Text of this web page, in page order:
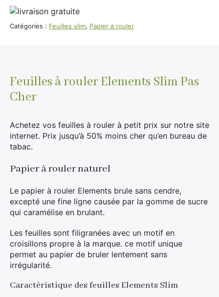
Slim
Catégories : Feuilles slim, Papier à rouler
Feuilles à rouler Elements Slim Pas
Cher
Achetez vos feuilles à rouler à petit prix sur notre site
internet. Prix jusqu’à 50% moins cher qu’en bureau de
tabac.
Papier à rouler naturel
Le papier à rouler Elements brule sans cendre,
excepté une fine ligne causée par la gomme de sucre
qui caramélise en brulant.
Les feuilles sont filigranées avec un motif en
croisillons propre à la marque. ce motif unique
permet au papier de bruler lentement sans
irrégularité.
Caractéristique des feuilles Elements Slim
100ml
Booster E-Liquide
Sucré